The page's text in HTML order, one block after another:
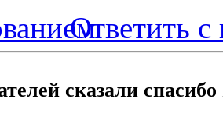
Ответить с
сказали